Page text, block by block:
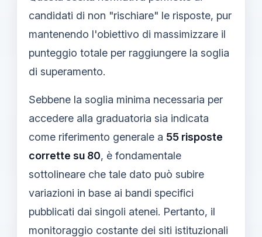
candidati di non "rischiare" le risposte, pur
mantenendo l'obiettivo di massimizzare il
punteggio totale per raggiungere la soglia
di superamento.
Sebbene la soglia minima necessaria per
accedere alla graduatoria sia indicata
come riferimento generale a 55 risposte
corrette su 80, è fondamentale
sottolineare che tale dato può subire
variazioni in base ai bandi specifici
pubblicati dai singoli atenei. Pertanto, il
monitoraggio costante dei siti istituzionali